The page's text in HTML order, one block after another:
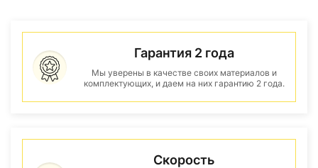
Гарантия 2 года
Мы уверены в качестве своих материалов и
комплектующих, и даем на них гарантию 2 года.
Скорость